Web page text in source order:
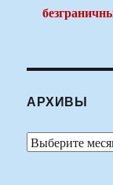
АРХИВЫ
Архивы